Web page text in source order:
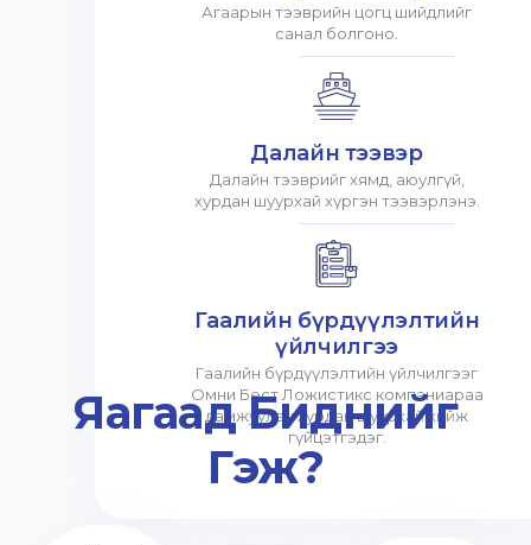
Агаарын тээврийн цогц шийдлийг
санал болгоно.
Далайн тээвэр
Далайн тээврийг хямд, аюулгүй,
хурдан шуурхай хүргэн тээвэрлэнэ.
Гаалийн бүрдүүлэлтийн
үйлчилгээ
Гаалийн бүрдүүлэлтийн үйлчилгээг
Омни Бест Ложистикс компаниараа
дамжуулан хурдан шуурхай хийж
гүйцэтгэдэг.
Яагаад Биднийг
Гэж?